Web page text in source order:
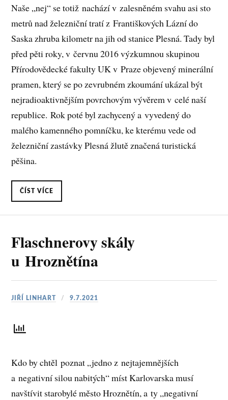
Naše „nej“ se totiž nachází v zalesněném svahu asi sto
metrů nad železniční tratí z Františkových Lázní do
Saska zhruba kilometr na jih od stanice Plesná. Tady byl
před pěti roky, v červnu 2016 výzkumnou skupinou
Přírodovědecké fakulty UK v Praze objevený minerální
pramen, který se po zevrubném zkoumání ukázal být
nejradioaktivnějším povrchovým vývěrem v celé naší
republice. Rok poté byl zachycený a vyvedený do
malého kamenného pomníčku, ke kterému vede od
železniční zastávky Plesná žlutě značená turistická
pěšina.
ČÍST VÍCE
Flaschnerovy skály
u Hroznětína
JIŘÍ LINHART 9.7.2021
Kdo by chtěl poznat „jedno z nejtajemnějších
a negativní silou nabitých“ míst Karlovarska musí
navštívit starobylé město Hroznětín, a ty „negativní